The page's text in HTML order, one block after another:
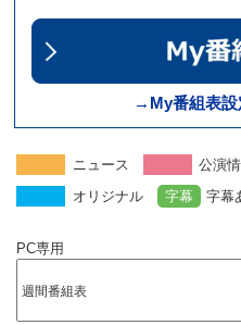
→My番組表設
ニュース 公演
オリジナル
字幕 字幕
PC専用